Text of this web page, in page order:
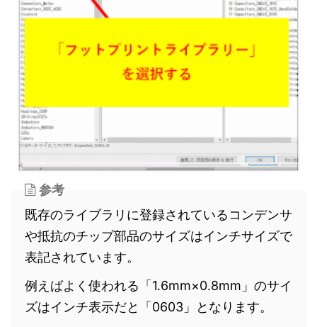
参考
既存のライブラリに登録されているコンデンサ
や抵抗のチップ部品のサイズはインチサイズで
表記されています。
例えばよく使われる「1.6mm×0.8mm」のサイ
ズはインチ表示だと「0603」となります。